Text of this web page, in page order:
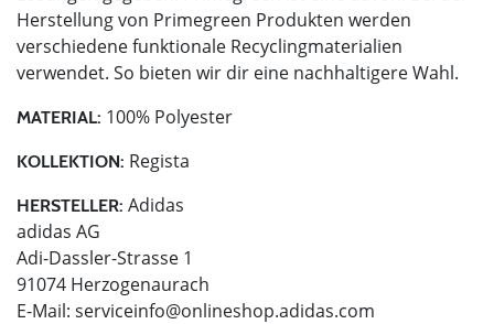
Herstellung von Primegreen Produkten werden
verschiedene funktionale Recyclingmaterialien
verwendet. So bieten wir dir eine nachhaltigere Wahl.
MATERIAL: 100% Polyester
KOLLEKTION: Regista
HERSTELLER: Adidas
adidas AG
Adi-Dassler-Strasse 1
91074 Herzogenaurach
E-Mail: serviceinfo@onlineshop.adidas.com